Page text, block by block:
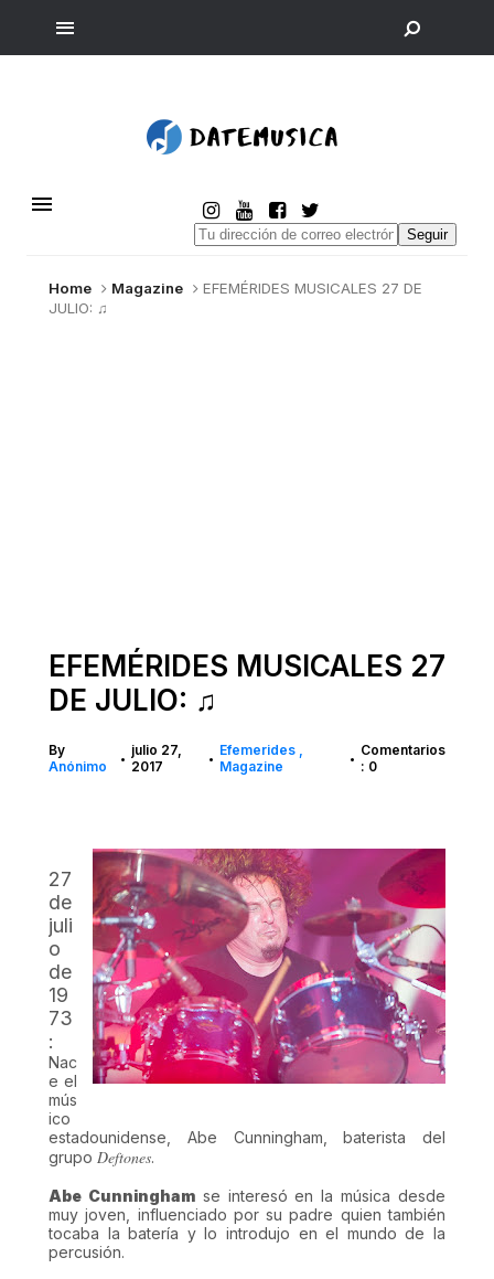
Seguir
Home Magazine
EFEMÉRIDES MUSICALES 27 DE
JULIO: ♫
EFEMÉRIDES MUSICALES 27
DE JULIO: ♫
By
Anónimo
• julio 27,
2017
• Efemerides
Magazine
• Comentarios
: 0
27
de
juli
o
de
19
73
:
Nac
e el
mús
ico
estadounidense, Abe Cunningham, baterista del
grupo Deftones.
Abe Cunninghamse interesó en la música desde
muy joven, influenciado por su padre quien también
tocaba la batería y lo introdujo en el mundo de la
percusión.